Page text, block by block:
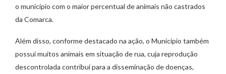
o município com o maior percentual de animais não castrados
da Comarca.
Além disso, conforme destacado na ação, o Município também
possui muitos animais em situação de rua, cuja reprodução
descontrolada contribui para a disseminação de doenças,